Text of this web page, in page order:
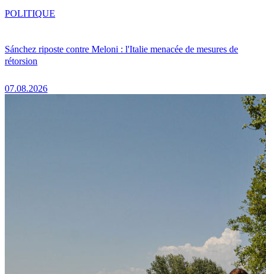
Sánchez riposte contre Meloni : l'Italie menacée de mesures de
rétorsion
07.08.2026
POLITIQUE